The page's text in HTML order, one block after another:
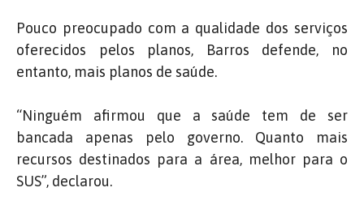
Pouco preocupado com a qualidade dos serviços
oferecidos pelos planos, Barros defende, no
entanto, mais planos de saúde.
“Ninguém afirmou que a saúde tem de ser
bancada apenas pelo governo. Quanto mais
recursos destinados para a área, melhor para o
SUS”, declarou.